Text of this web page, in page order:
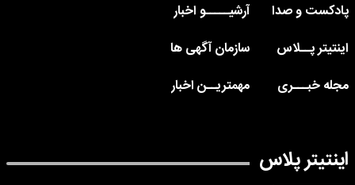
پادکست و صدا
آرشیـــــو اخبار
اینتیتر پــلاس
سازمان آگهی ها
مجله خبـــری
مهمتریــن اخبار
اینتیتر پلاس